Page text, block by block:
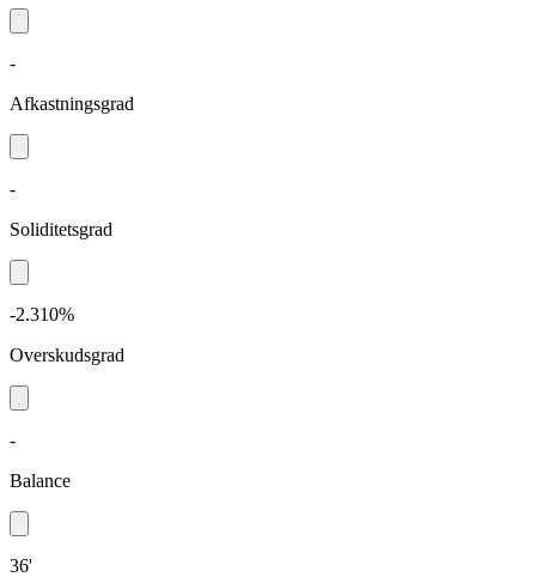
-
Afkastningsgrad
-
Soliditetsgrad
-2.310%
Overskudsgrad
-
Balance
36'